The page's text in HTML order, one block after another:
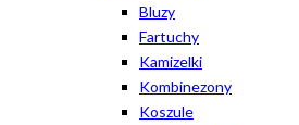
Bluzy
Fartuchy
Kamizelki
Kombinezony
Koszule